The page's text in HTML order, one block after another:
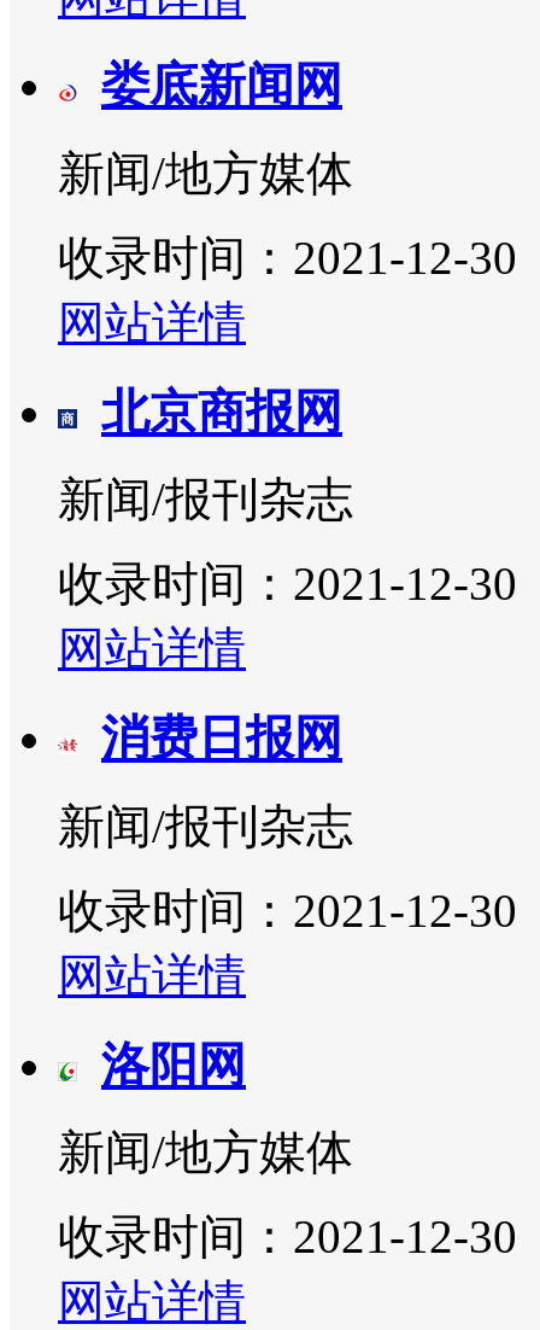
娄底新闻网
新闻/地方媒体
收录时间：2021-12-30
网站详情
北京商报网
新闻/报刊杂志
收录时间：2021-12-30
网站详情
消费日报网
新闻/报刊杂志
收录时间：2021-12-30
网站详情
洛阳网
新闻/地方媒体
收录时间：2021-12-30
网站详情